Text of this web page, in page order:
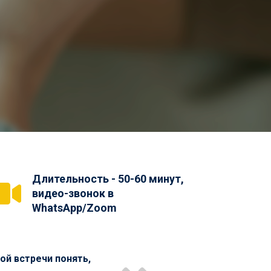
Длительность - 50-60 минут,
видео-звонок в
WhatsApp/Zoom
встречи понять,